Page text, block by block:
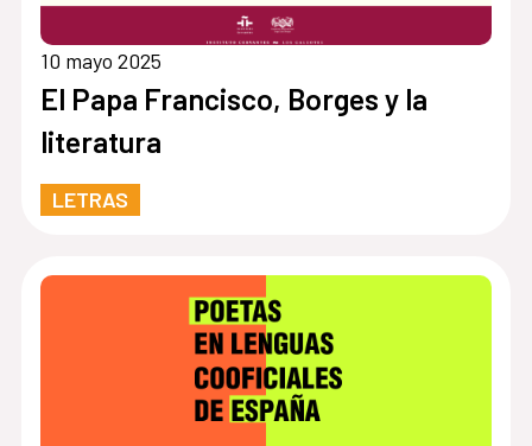
10 mayo 2025
El Papa Francisco, Borges y la
literatura
LETRAS